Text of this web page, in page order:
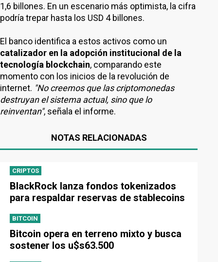
1,6 billones. En un escenario más optimista, la cifra
podría trepar hasta los USD 4 billones.
El banco identifica a estos activos como un
catalizador en la adopción institucional de la
tecnología blockchain, comparando este
momento con los inicios de la revolución de
internet. "No creemos que las criptomonedas
destruyan el sistema actual, sino que lo
reinventan", señala el informe.
NOTAS RELACIONADAS
CRIPTOS
BlackRock lanza fondos tokenizados
para respaldar reservas de stablecoins
BITCOIN
Bitcoin opera en terreno mixto y busca
sostener los u$s63.500